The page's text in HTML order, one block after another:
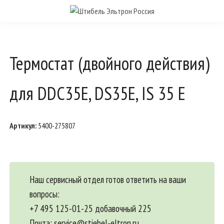
Термостат (двойного действия)
для DDC35E, DS35E, IS 35 E
Артикул: 5400-275807
Наш сервисный отдел готов ответить на ваши
вопросы:
+7 495 125-01-25 добавочный 225